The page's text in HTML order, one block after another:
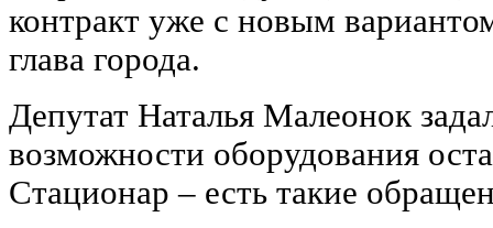
контракт уже с новым
глава города.
Депутат Наталья Малеонок
возможности оборудования
Стационар – есть такие